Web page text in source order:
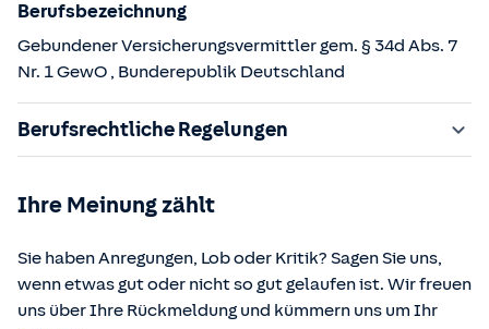
Berufsbezeichnung
Gebundener Versicherungsvermittler gem. § 34d Abs. 7
Nr. 1 GewO , Bunderepublik Deutschland
Berufsrechtliche Regelungen
§§ 59 – 68 Gesetz über den Versicherungsvertrag
§ 48b Versicherungsaufsichtsgesetz (VAG)
Verordnung über die Versicherungsvermittlung und -
Ihre Meinung zählt
Sie haben Anregungen, Lob oder Kritik? Sagen Sie uns,
wenn etwas gut oder nicht so gut gelaufen ist. Wir freuen
uns über Ihre Rückmeldung und kümmern uns um Ihr